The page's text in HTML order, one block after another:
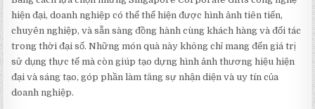
hiện đại, doanh nghiệp có thể thể hiện được hình ảnh tiên tiến,
chuyên nghiệp, và sẵn sàng đồng hành cùng khách hàng và đối tác
trong thời đại số. Những món quà này không chỉ mang đến giá trị
sử dụng thực tế mà còn giúp tạo dựng hình ảnh thương hiệu hiện
đại và sáng tạo, góp phần làm tăng sự nhận diện và uy tín của
doanh nghiệp.